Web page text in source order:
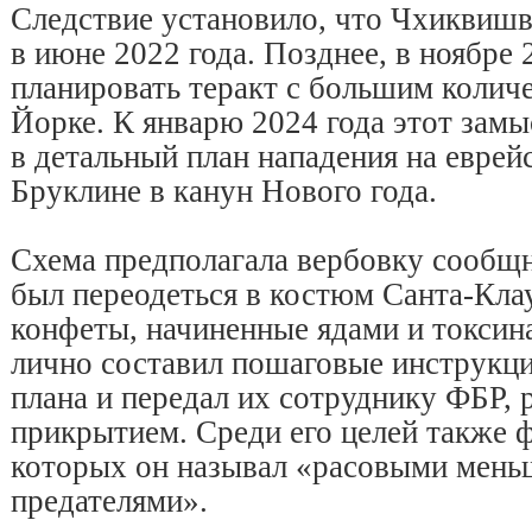
Следствие установило, что
в июне 2022 года. Позднее, в ноябре
планировать теракт с большим
Йорке. К январю 2024 года этот
в детальный план нападения на
Бруклине в канун Нового года.
Схема предполагала вербовку
был переодеться в костюм Санта-
конфеты, начиненные ядами и
лично составил пошаговые
плана и передал их сотруднику ФБР,
прикрытием. Среди его целей также
которых он называл «расовыми
предателями».